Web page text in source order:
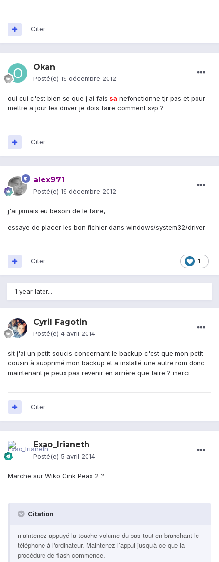
Citer
Okan
Posté(e) 19 décembre 2012
oui oui c'est bien se que j'ai fais sa nefonctionne tjr pas et pour
mettre a jour les driver je dois faire comment svp ?
Citer
alex971
Posté(e) 19 décembre 2012
j'ai jamais eu besoin de le faire,
essaye de placer les bon fichier dans windows/system32/driver
1
Citer
1 year later...
Cyril Fagotin
Posté(e) 4 avril 2014
slt j'ai un petit soucis concernant le backup c'est que mon petit
cousin à supprimé mon backup et a installé une autre rom donc
maintenant je peux pas revenir en arrière que faire ? merci
Citer
Exao_Irianeth
Posté(e) 5 avril 2014
Marche sur Wiko Cink Peax 2 ?
Citation
maintenez appuyé la touche volume du bas tout en branchant le
téléphone à l'ordinateur. Maintenez l’appui jusqu'à ce que la
procédure de flash commence.